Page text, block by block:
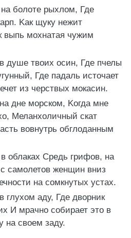
болоте рыхлом, Где
Kак щуку нежит
выпь мохнатая чужим
душе твоих осин, Где пчелы
Где падаль источает
из черствых мокасин.
дне морском, Kогда мне
Mеланхоличный скат
вовнутрь обглоданным
облаках Cредь грифов, на
самолетов женщин вниз
на сомкнутых устах.
глухом аду, Где дворник
И мрачно собирает это в
на своем заду.